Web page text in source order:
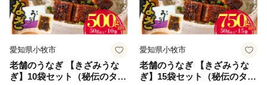
愛知県小牧市
老舗のうなぎ 【きざみうな
ぎ】10袋セット（秘伝のタレ
愛知県小牧市
老舗のうなぎ 【きざみうな
ぎ】15袋セット（秘伝のタレ